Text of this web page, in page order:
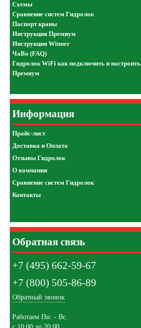
Схемы
Сравнение систем Гидролок
Паспорт краны
Инструкция Премиум
Инструкция Winner
ЧаВо (FAQ)
Гидролок WiFi как подключить и настроить
Премиум
Информация
Прайс-лист
Доставка и Оплата
Отзывы Гидролок
О компании
Сравнение систем Гидролок
Контакты
Обратная связь
+7 (495) 662-59-67
+7 (800) 505-86-89
Обратный звонок
Работаем Пн. - Вс.